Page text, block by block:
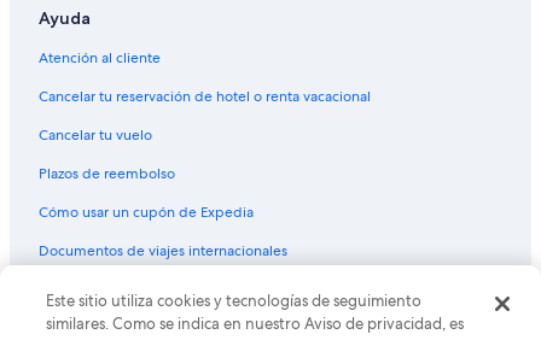
Ayuda
Atención al cliente
Cancelar tu reservación de hotel o renta vacacional
Cancelar tu vuelo
Plazos de reembolso
Cómo usar un cupón de Expedia
Documentos de viajes internacionales
© 2026 Expedia, Inc., una empresa de Expedia Group. Todos los
derechos reservados. Expedia y el logo de Expedia son marcas
Este sitio utiliza cookies y tecnologías de seguimiento
similares. Como se indica en nuestro Aviso de privacidad, es